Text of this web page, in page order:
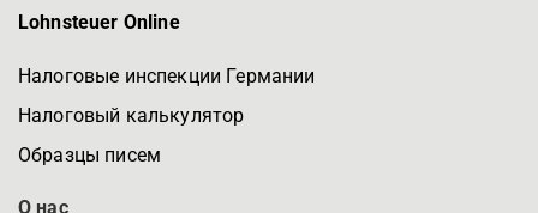
Lohnsteuer Online
Налоговые инспекции Германии
Налоговый калькулятор
Образцы писем
О нас